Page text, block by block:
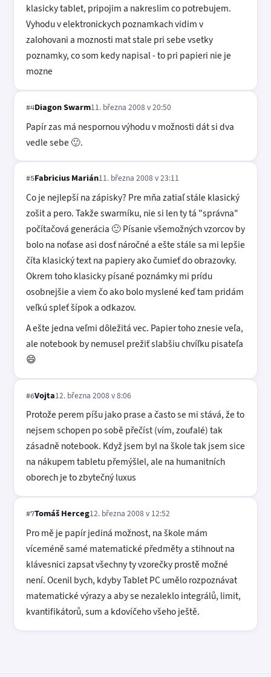
klasicky tablet, pripojim a nakreslim co potrebujem.
Vyhodu v elektronickych poznamkach vidim v
zalohovani a moznosti mat stale pri sebe vsetky
poznamky, co som kedy napisal - to pri papieri nie je
mozne
#4Diagon Swarm11. března 2008 v 20:50
Papír zas má nespornou výhodu v možnosti dát si dva
vedle sebe 🙂.
#5Fabricius Marián11. března 2008 v 23:11
Co je nejlepší na zápisky? Pre mňa zatiaľ stále klasický
zošit a pero. Takže swarmíku, nie si len ty tá "správna"
počítačová generácia 🙂 Písanie všemožných vzorcov by
bolo na noťase asi dosť náročné a ešte stále sa mi lepšie
číta klasický text na papiery ako čumieť do obrazovky.
Okrem toho klasicky písané poznámky mi prídu
osobnejšie a viem čo ako bolo myslené keď tam pridám
veľkú spleť šípok a odkazov.
A ešte jedna veľmi dôležitá vec. Papier toho znesie veľa,
ale notebook by nemusel prežiť slabšiu chvíľku pisateľa
😄
#6Vojta12. března 2008 v 8:06
Protože perem píšu jako prase a často se mi stává, že to
nejsem schopen po sobě přečíst (vím, zoufalé) tak
zásadně notebook. Když jsem byl na škole tak jsem sice
na nákupem tabletu přemýšlel, ale na humanitních
oborech je to zbytečný luxus
#7Tomáš Herceg12. března 2008 v 12:52
Pro mě je papír jediná možnost, na škole mám
víceméně samé matematické předměty a stihnout na
klávesnici zapsat všechny ty vzorečky prostě možné
není. Ocenil bych, kdyby Tablet PC umělo rozpoznávat
matematické výrazy a aby se nezaleklo integrálů, limit,
kvantifikátorů, sum a kdovíčeho všeho ještě.